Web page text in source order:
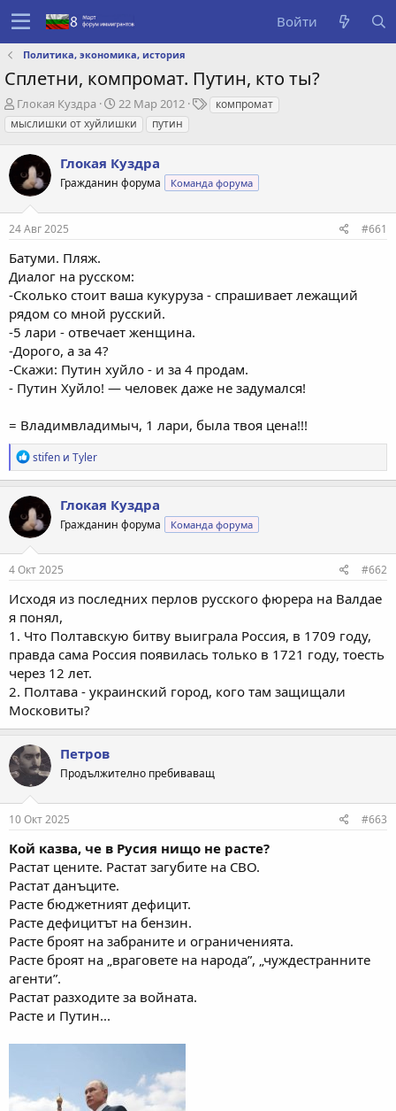
Войти
Политика, экономика, история
Сплетни, компромат. Путин, кто ты?
А
в
т
р
т
е
м
ы
Глокая Куздра
Д
а
т
с
о
д
я
22 Мар 2012
Ткомпромат
мыслишки от хуйлишки
путин
Глокая Куздра
Гражданин форума Команда форума
24 Авг 2025 #661
Батуми. Пляж.
Диалог на русском:
-Сколько стоит ваша кукуруза - спрашивает лежащий
рядом со мной русский.
-5 лари - отвечает женщина.
-Дорого, а за 4?
-Скажи: Путин хуйло - и за 4 продам.
- Путин Хуйло! — человек даже не задумался!
= Владимвладимыч, 1 лари, была твоя цена!!!
Р
е
а
к
ц
и
и
:
stifen и Tyler
Глокая Куздра
Гражданин форума Команда форума
4 Окт 2025 #662
Исходя из последних перлов русского фюрера на Валдае
я понял,
1. Что Полтавскую битву выиграла Россия, в 1709 году,
правда сама Россия появилась только в 1721 году, тоесть
через 12 лет.
2. Полтава - украинский город, кого там защищали
Московиты?
Петров
Продължително пребиваващ
10 Окт 2025 #663
Кой казва, че в Русия нищо не расте?
Растат цените. Растат загубите на СВО.
Растат данъците.
Расте бюджетният дефицит.
Расте дефицитът на бензин.
Расте броят на забраните и ограниченията.
Расте броят на „враговете на народа”, „чуждестранните
агенти”.
Растат разходите за войната.
Расте и Путин...